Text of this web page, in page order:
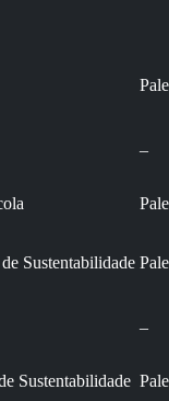
Sustentabilidade
Sustentabilidade